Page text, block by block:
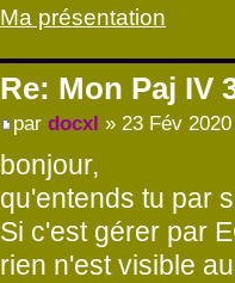
Ma présentation
Re: Mon Paj IV
par docxl » 23 Fév
bonjour,
qu'entends tu par
Si c'est gérer par
rien n'est visible